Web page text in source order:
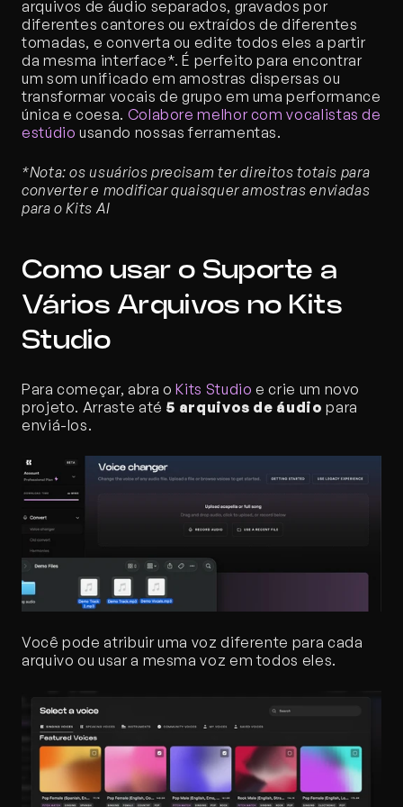
arquivos de áudio separados, gravados por
diferentes cantores ou extraídos de diferentes
tomadas, e converta ou edite todos eles a partir
da mesma interface*. É perfeito para encontrar
um som unificado em amostras dispersas ou
transformar vocais de grupo em uma performance
única e coesa. Colabore melhor com vocalistas de
estúdio usando nossas ferramentas.
*Nota: os usuários precisam ter direitos totais para
converter e modificar quaisquer amostras enviadas
para o Kits AI
Como usar o Suporte a
Vários Arquivos no Kits
Studio
Para começar, abra o Kits Studio e crie um novo
projeto. Arraste até 5 arquivos de áudio para
enviá-los.
Você pode atribuir uma voz diferente para cada
arquivo ou usar a mesma voz em todos eles.